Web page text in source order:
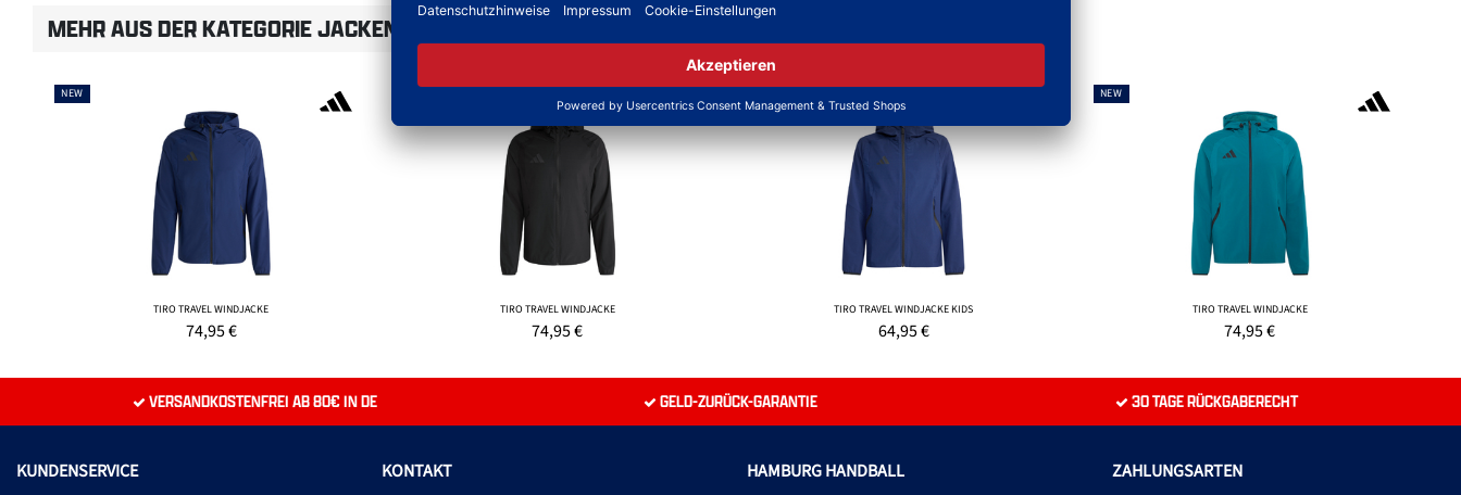
MEHR AUS DER KATEGORIE JACKEN
NEW
TIRO TRAVEL WINDJACKE
74,95€
TIRO TRAVEL WINDJACKE
74,95€
TIRO TRAVEL WINDJACKE KIDS
64,95€
NEW
TIRO TRAVEL WINDJACKE
74,95€
VERSANDKOSTENFREI AB 80€ IN DE GELD-ZURÜCK-GARANTIE 30 TAGE RÜCKGABERECHT
KUNDENSERVICE
KONTAKT
HAMBURG HANDBALL
ZAHLUNGSARTEN